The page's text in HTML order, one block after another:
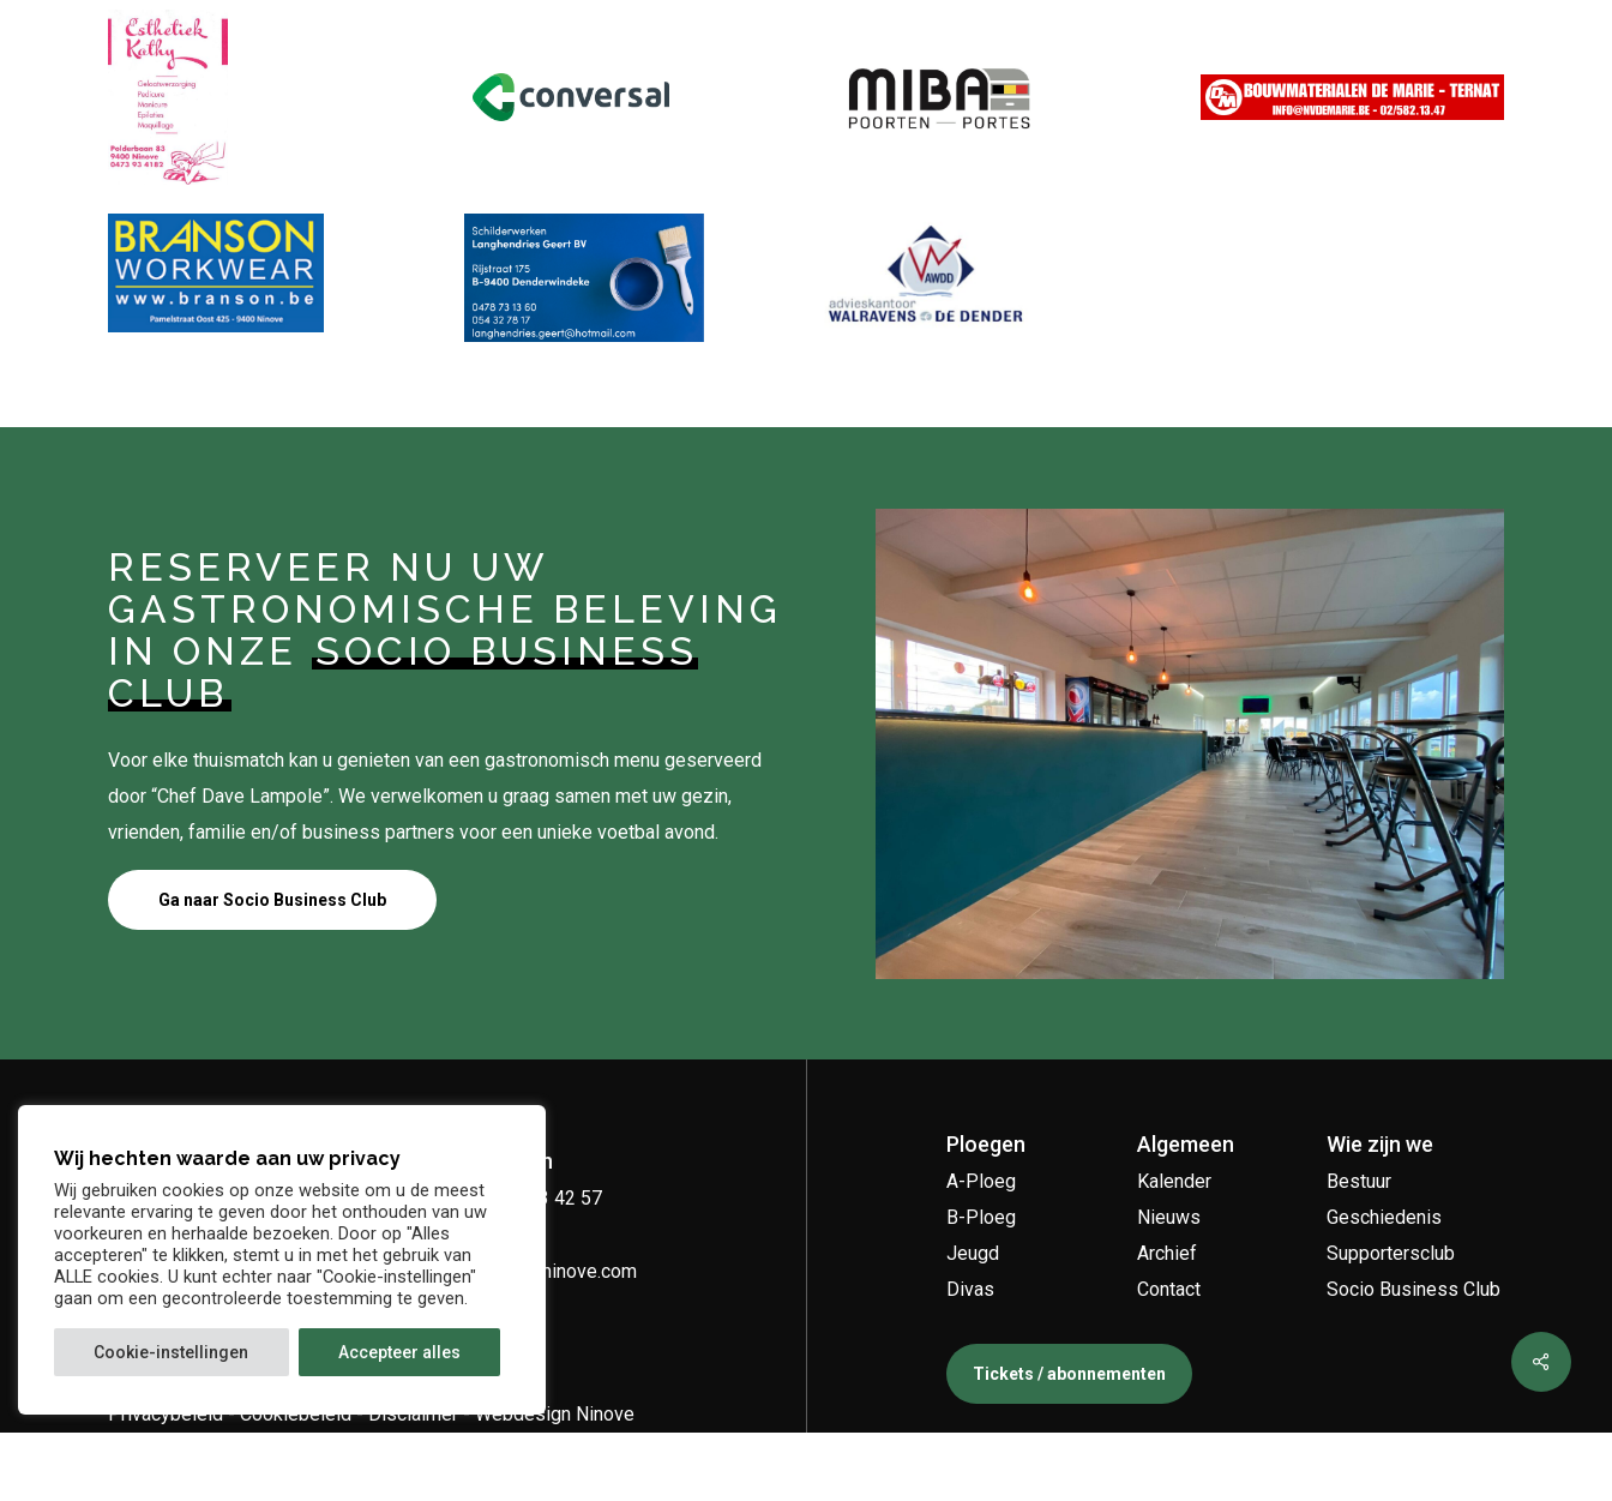
RESERVEER NU UW
GASTRONOMISCHE BELEVING
IN ONZESOCIO BUSINESS
CLUB
Voor elke thuismatch kan u genieten van een gastronomisch menu geserveerd
door “Chef Dave Lampole”. We verwelkomen u graag samen met uw gezin,
vrienden, familie en/of business partners voor een unieke voetbal avond.
Ga naar Socio Business Club
Adres
Denderstraat, z/n
9402 Ninove
Telefoon
+32 54 33 42 57
info@kvkninove.com
Privacybeleid-Cookiebeleid-Disclaimer-Webdesign Ninove
Ploegen
A-Ploeg
B-Ploeg
Jeugd
Divas
Algemeen
Kalender
Nieuws
Archief
Contact
Wie zijn we
Bestuur
Geschiedenis
Supportersclub
Socio Business Club
Tickets / abonnementen
Wij hechten waarde aan uw privacy
Wij gebruiken cookies op onze website om u de meest
relevante ervaring te geven door het onthouden van uw
voorkeuren en herhaalde bezoeken. Door op "Alles
accepteren" te klikken, stemt u in met het gebruik van
ALLE cookies. U kunt echter naar "Cookie-instellingen"
gaan om een gecontroleerde toestemming te geven.
Cookie-instellingen Accepteer alles